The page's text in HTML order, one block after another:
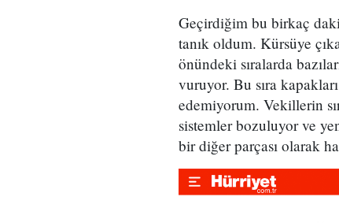
Geçirdiğim bu birkaç
tanık oldum. Kürsüye
önündeki sıralarda
vuruyor. Bu sıra
edemiyorum. Vekillerin
sistemler bozuluyor ve
bir diğer parçası olarak